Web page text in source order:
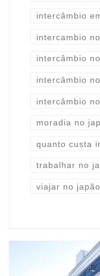
intercâmbio
intercambio
intercâmbio
intercâmbio
intercâmbio
moradia no
quanto custa
trabalhar no
viajar no japão